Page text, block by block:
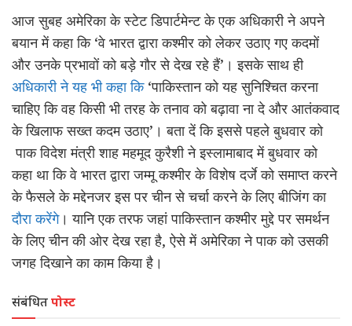
आज सुबह अमेरिका के स्टेट डिपार्टमेन्ट के एक अधिकारी ने अपने
बयान में कहा कि ‘वे भारत द्वारा कश्मीर को लेकर उठाए गए कदमों
और उनके प्रभावों को बड़े गौर से देख रहे हैं’। इसके साथ ही
अधिकारी ने यह भी कहा कि‘पाकिस्तान को यह सुनिश्चित करना
चाहिए कि वह किसी भी तरह के तनाव को बढ़ावा ना दे और आतंकवाद
के खिलाफ सख्त कदम उठाए’। बता दें कि इससे पहले बुधवार को
पाक विदेश मंत्री शाह महमूद कुरैशी ने इस्लामाबाद में बुधवार को
कहा था कि वे भारत द्वारा जम्मू कश्मीर के विशेष दर्जे को समाप्त करने
के फैसले के मद्देनजर इस पर चीन से चर्चा करने के लिए बीजिंग का
दौरा करेंगे। यानि एक तरफ जहां पाकिस्तान कश्मीर मुद्दे पर समर्थन
के लिए चीन की ओर देख रहा है, ऐसे में अमेरिका ने पाक को उसकी
जगह दिखाने का काम किया है।
संबंधितपोस्ट